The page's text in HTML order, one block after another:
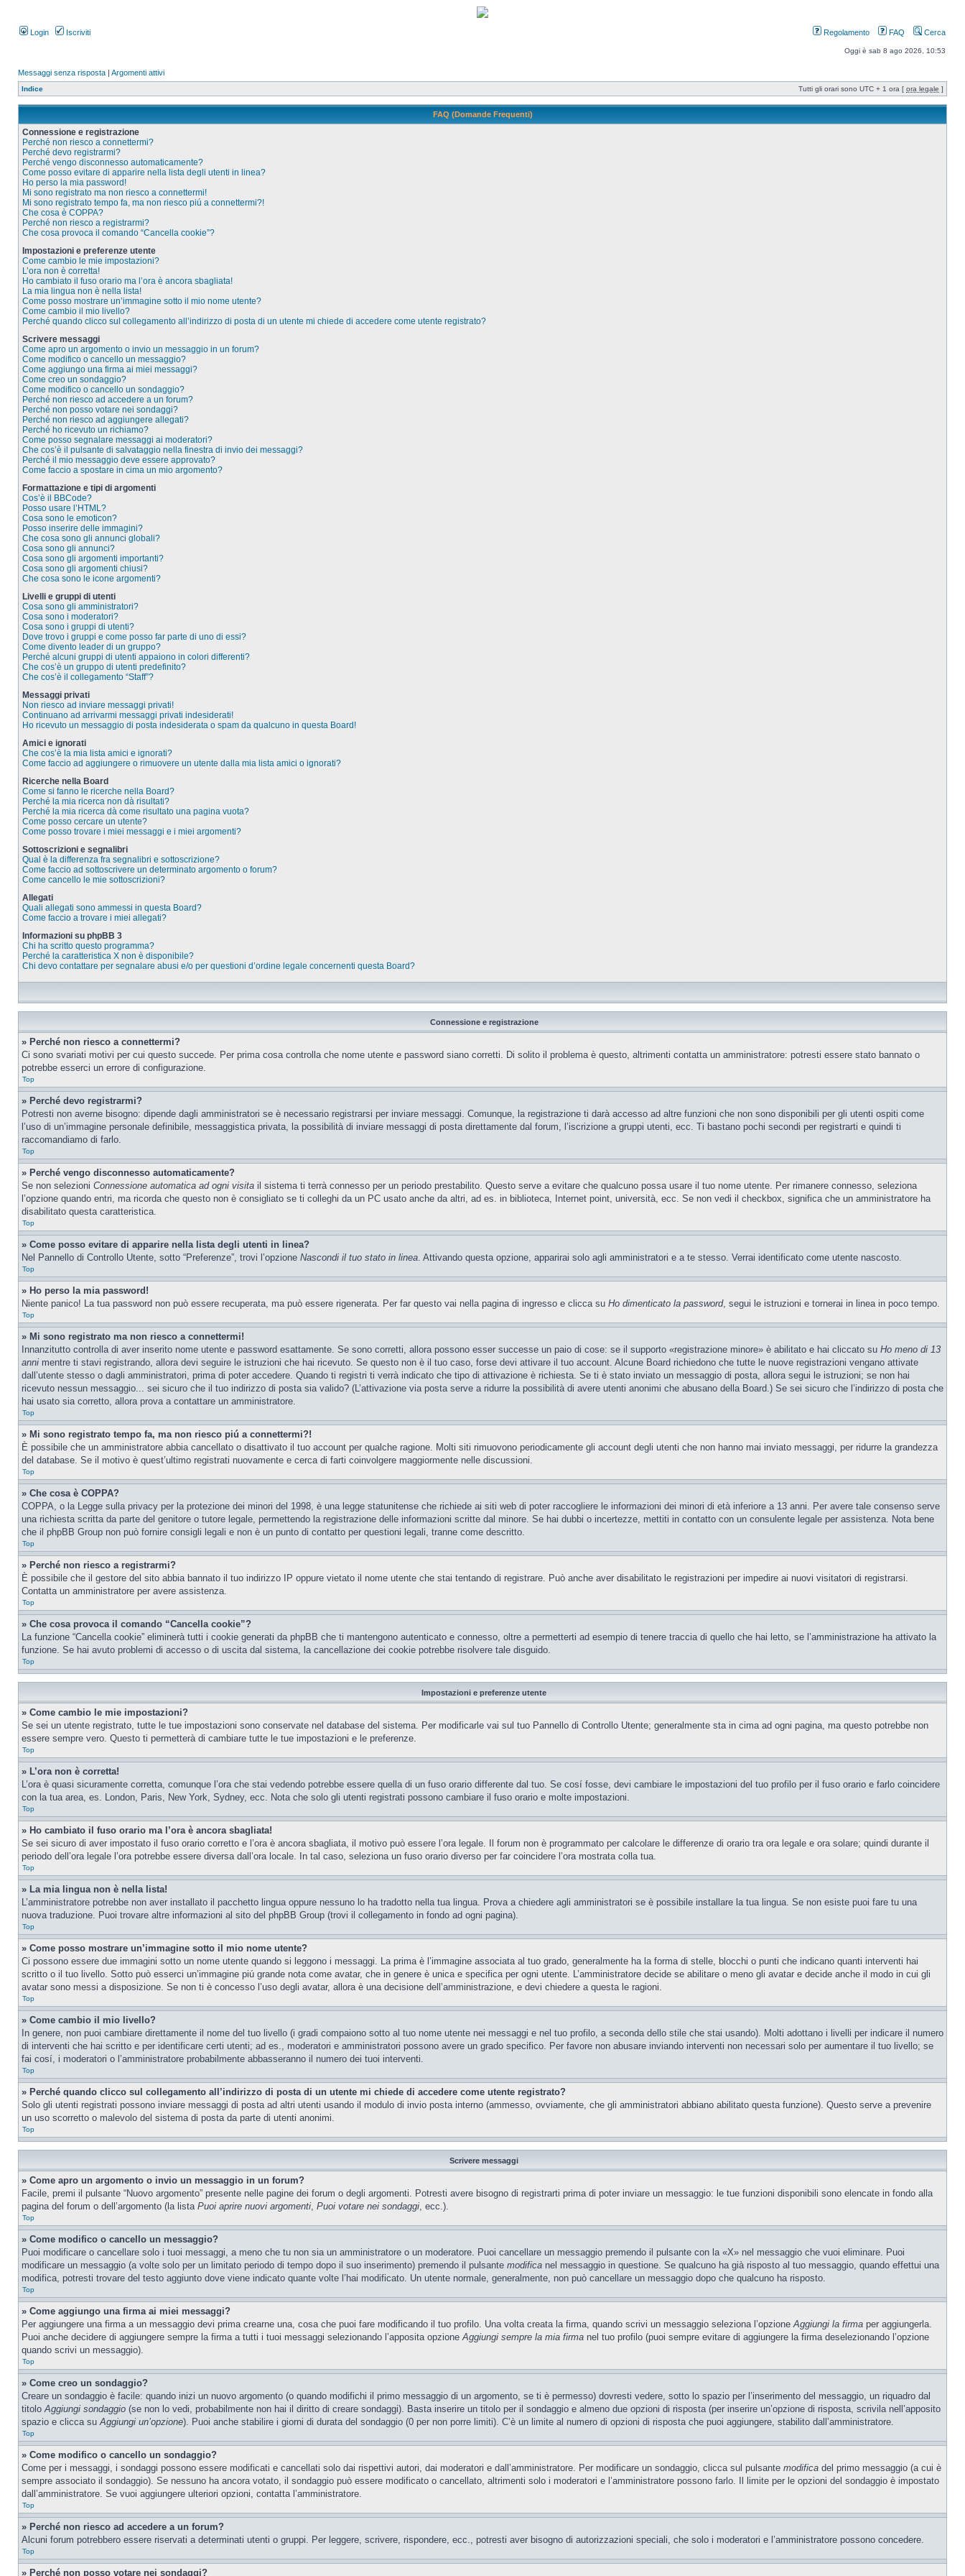
Login Iscriviti Regolamento FAQ Cerca
Oggi è sab 8 ago 2026, 10:53
Messaggi senza risposta | Argomenti attivi
Indice Tutti gli orari sono UTC + 1 ora [ ora legale ]
FAQ (Domande Frequenti)
Connessione e registrazione
Perché non riesco a connettermi?
Perché devo registrarmi?
Perché vengo disconnesso automaticamente?
Come posso evitare di apparire nella lista degli utenti in linea?
Ho perso la mia password!
Mi sono registrato ma non riesco a connettermi!
Mi sono registrato tempo fa, ma non riesco piú a connettermi?!
Che cosa è COPPA?
Perché non riesco a registrarmi?
Che cosa provoca il comando “Cancella cookie”?
Impostazioni e preferenze utente
Come cambio le mie impostazioni?
L’ora non è corretta!
Ho cambiato il fuso orario ma l’ora è ancora sbagliata!
La mia lingua non è nella lista!
Come posso mostrare un’immagine sotto il mio nome utente?
Come cambio il mio livello?
Perché quando clicco sul collegamento all’indirizzo di posta di un utente mi chiede di accedere come utente registrato?
Scrivere messaggi
Come apro un argomento o invio un messaggio in un forum?
Come modifico o cancello un messaggio?
Come aggiungo una firma ai miei messaggi?
Come creo un sondaggio?
Come modifico o cancello un sondaggio?
Perché non riesco ad accedere a un forum?
Perché non posso votare nei sondaggi?
Perché non riesco ad aggiungere allegati?
Perché ho ricevuto un richiamo?
Come posso segnalare messaggi ai moderatori?
Che cos’è il pulsante di salvataggio nella finestra di invio dei messaggi?
Perché il mio messaggio deve essere approvato?
Come faccio a spostare in cima un mio argomento?
Formattazione e tipi di argomenti
Cos’è il BBCode?
Posso usare l’HTML?
Cosa sono le emoticon?
Posso inserire delle immagini?
Che cosa sono gli annunci globali?
Cosa sono gli annunci?
Cosa sono gli argomenti importanti?
Cosa sono gli argomenti chiusi?
Che cosa sono le icone argomenti?
Livelli e gruppi di utenti
Cosa sono gli amministratori?
Cosa sono i moderatori?
Cosa sono i gruppi di utenti?
Dove trovo i gruppi e come posso far parte di uno di essi?
Come divento leader di un gruppo?
Perché alcuni gruppi di utenti appaiono in colori differenti?
Che cos’è un gruppo di utenti predefinito?
Che cos’è il collegamento “Staff”?
Messaggi privati
Non riesco ad inviare messaggi privati!
Continuano ad arrivarmi messaggi privati indesiderati!
Ho ricevuto un messaggio di posta indesiderata o spam da qualcuno in questa Board!
Amici e ignorati
Che cos’è la mia lista amici e ignorati?
Come faccio ad aggiungere o rimuovere un utente dalla mia lista amici o ignorati?
Ricerche nella Board
Come si fanno le ricerche nella Board?
Perché la mia ricerca non dà risultati?
Perché la mia ricerca dà come risultato una pagina vuota?
Come posso cercare un utente?
Come posso trovare i miei messaggi e i miei argomenti?
Sottoscrizioni e segnalibri
Qual è la differenza fra segnalibri e sottoscrizione?
Come faccio ad sottoscrivere un determinato argomento o forum?
Come cancello le mie sottoscrizioni?
Allegati
Quali allegati sono ammessi in questa Board?
Come faccio a trovare i miei allegati?
Informazioni su phpBB 3
Chi ha scritto questo programma?
Perché la caratteristica X non è disponibile?
Chi devo contattare per segnalare abusi e/o per questioni d’ordine legale concernenti questa Board?
Connessione e registrazione
» Perché non riesco a connettermi?
Ci sono svariati motivi per cui questo succede. Per prima cosa controlla che nome utente e password siano corretti. Di solito il problema è questo, altrimenti contatta un amministratore: potresti essere stato bannato o
potrebbe esserci un errore di configurazione.
Top
» Perché devo registrarmi?
Potresti non averne bisogno: dipende dagli amministratori se è necessario registrarsi per inviare messaggi. Comunque, la registrazione ti darà accesso ad altre funzioni che non sono disponibili per gli utenti ospiti come
l’uso di un’immagine personale definibile, messaggistica privata, la possibilità di inviare messaggi di posta direttamente dal forum, l’iscrizione a gruppi utenti, ecc. Ti bastano pochi secondi per registrarti e quindi ti
raccomandiamo di farlo.
Top
» Perché vengo disconnesso automaticamente?
Se non selezioni Connessione automatica ad ogni visita il sistema ti terrà connesso per un periodo prestabilito. Questo serve a evitare che qualcuno possa usare il tuo nome utente. Per rimanere connesso, seleziona
l’opzione quando entri, ma ricorda che questo non è consigliato se ti colleghi da un PC usato anche da altri, ad es. in biblioteca, Internet point, università, ecc. Se non vedi il checkbox, significa che un amministratore ha
disabilitato questa caratteristica.
Top
» Come posso evitare di apparire nella lista degli utenti in linea?
Nel Pannello di Controllo Utente, sotto “Preferenze”, trovi l’opzione Nascondi il tuo stato in linea. Attivando questa opzione, apparirai solo agli amministratori e a te stesso. Verrai identificato come utente nascosto.
Top
» Ho perso la mia password!
Niente panico! La tua password non può essere recuperata, ma può essere rigenerata. Per far questo vai nella pagina di ingresso e clicca su Ho dimenticato la password, segui le istruzioni e tornerai in linea in poco tempo.
Top
» Mi sono registrato ma non riesco a connettermi!
Innanzitutto controlla di aver inserito nome utente e password esattamente. Se sono corretti, allora possono esser successe un paio di cose: se il supporto «registrazione minore» è abilitato e hai cliccato su Ho meno di 13
anni mentre ti stavi registrando, allora devi seguire le istruzioni che hai ricevuto. Se questo non è il tuo caso, forse devi attivare il tuo account. Alcune Board richiedono che tutte le nuove registrazioni vengano attivate
dall’utente stesso o dagli amministratori, prima di poter accedere. Quando ti registri ti verrà indicato che tipo di attivazione è richiesta. Se ti è stato inviato un messaggio di posta, allora segui le istruzioni; se non hai
ricevuto nessun messaggio... sei sicuro che il tuo indirizzo di posta sia valido? (L’attivazione via posta serve a ridurre la possibilità di avere utenti anonimi che abusano della Board.) Se sei sicuro che l’indirizzo di posta che
hai usato sia corretto, allora prova a contattare un amministratore.
Top
» Mi sono registrato tempo fa, ma non riesco piú a connettermi?!
È possibile che un amministratore abbia cancellato o disattivato il tuo account per qualche ragione. Molti siti rimuovono periodicamente gli account degli utenti che non hanno mai inviato messaggi, per ridurre la grandezza
del database. Se il motivo è quest’ultimo registrati nuovamente e cerca di farti coinvolgere maggiormente nelle discussioni.
Top
» Che cosa è COPPA?
COPPA, o la Legge sulla privacy per la protezione dei minori del 1998, è una legge statunitense che richiede ai siti web di poter raccogliere le informazioni dei minori di età inferiore a 13 anni. Per avere tale consenso serve
una richiesta scritta da parte del genitore o tutore legale, permettendo la registrazione delle informazioni scritte dal minore. Se hai dubbi o incertezze, mettiti in contatto con un consulente legale per assistenza. Nota bene
che il phpBB Group non può fornire consigli legali e non è un punto di contatto per questioni legali, tranne come descritto.
Top
» Perché non riesco a registrarmi?
È possibile che il gestore del sito abbia bannato il tuo indirizzo IP oppure vietato il nome utente che stai tentando di registrare. Può anche aver disabilitato le registrazioni per impedire ai nuovi visitatori di registrarsi.
Contatta un amministratore per avere assistenza.
Top
» Che cosa provoca il comando “Cancella cookie”?
La funzione “Cancella cookie” eliminerà tutti i cookie generati da phpBB che ti mantengono autenticato e connesso, oltre a permetterti ad esempio di tenere traccia di quello che hai letto, se l’amministrazione ha attivato la
funzione. Se hai avuto problemi di accesso o di uscita dal sistema, la cancellazione dei cookie potrebbe risolvere tale disguido.
Top
Impostazioni e preferenze utente
» Come cambio le mie impostazioni?
Se sei un utente registrato, tutte le tue impostazioni sono conservate nel database del sistema. Per modificarle vai sul tuo Pannello di Controllo Utente; generalmente sta in cima ad ogni pagina, ma questo potrebbe non
essere sempre vero. Questo ti permetterà di cambiare tutte le tue impostazioni e le preferenze.
Top
» L’ora non è corretta!
L’ora è quasi sicuramente corretta, comunque l’ora che stai vedendo potrebbe essere quella di un fuso orario differente dal tuo. Se cosí fosse, devi cambiare le impostazioni del tuo profilo per il fuso orario e farlo coincidere
con la tua area, es. London, Paris, New York, Sydney, ecc. Nota che solo gli utenti registrati possono cambiare il fuso orario e molte impostazioni.
Top
» Ho cambiato il fuso orario ma l’ora è ancora sbagliata!
Se sei sicuro di aver impostato il fuso orario corretto e l’ora è ancora sbagliata, il motivo può essere l’ora legale. Il forum non è programmato per calcolare le differenze di orario tra ora legale e ora solare; quindi durante il
periodo dell’ora legale l’ora potrebbe essere diversa dall’ora locale. In tal caso, seleziona un fuso orario diverso per far coincidere l’ora mostrata colla tua.
Top
» La mia lingua non è nella lista!
L’amministratore potrebbe non aver installato il pacchetto lingua oppure nessuno lo ha tradotto nella tua lingua. Prova a chiedere agli amministratori se è possibile installare la tua lingua. Se non esiste puoi fare tu una
nuova traduzione. Puoi trovare altre informazioni al sito del phpBB Group (trovi il collegamento in fondo ad ogni pagina).
Top
» Come posso mostrare un’immagine sotto il mio nome utente?
Ci possono essere due immagini sotto un nome utente quando si leggono i messaggi. La prima è l’immagine associata al tuo grado, generalmente ha la forma di stelle, blocchi o punti che indicano quanti interventi hai
scritto o il tuo livello. Sotto può esserci un’immagine piú grande nota come avatar, che in genere è unica e specifica per ogni utente. L’amministratore decide se abilitare o meno gli avatar e decide anche il modo in cui gli
avatar sono messi a disposizione. Se non ti è concesso l’uso degli avatar, allora è una decisione dell’amministrazione, e devi chiedere a questa le ragioni.
Top
» Come cambio il mio livello?
In genere, non puoi cambiare direttamente il nome del tuo livello (i gradi compaiono sotto al tuo nome utente nei messaggi e nel tuo profilo, a seconda dello stile che stai usando). Molti adottano i livelli per indicare il numero
di interventi che hai scritto e per identificare certi utenti; ad es., moderatori e amministratori possono avere un grado specifico. Per favore non abusare inviando interventi non necessari solo per aumentare il tuo livello; se
fai cosí, i moderatori o l’amministratore probabilmente abbasseranno il numero dei tuoi interventi.
Top
» Perché quando clicco sul collegamento all’indirizzo di posta di un utente mi chiede di accedere come utente registrato?
Solo gli utenti registrati possono inviare messaggi di posta ad altri utenti usando il modulo di invio posta interno (ammesso, ovviamente, che gli amministratori abbiano abilitato questa funzione). Questo serve a prevenire
un uso scorretto o malevolo del sistema di posta da parte di utenti anonimi.
Top
Scrivere messaggi
» Come apro un argomento o invio un messaggio in un forum?
Facile, premi il pulsante “Nuovo argomento” presente nelle pagine dei forum o degli argomenti. Potresti avere bisogno di registrarti prima di poter inviare un messaggio: le tue funzioni disponibili sono elencate in fondo alla
pagina del forum o dell’argomento (la lista Puoi aprire nuovi argomenti, Puoi votare nei sondaggi, ecc.).
Top
» Come modifico o cancello un messaggio?
Puoi modificare o cancellare solo i tuoi messaggi, a meno che tu non sia un amministratore o un moderatore. Puoi cancellare un messaggio premendo il pulsante con la «X» nel messaggio che vuoi eliminare. Puoi
modificare un messaggio (a volte solo per un limitato periodo di tempo dopo il suo inserimento) premendo il pulsante modifica nel messaggio in questione. Se qualcuno ha già risposto al tuo messaggio, quando effettui una
modifica, potresti trovare del testo aggiunto dove viene indicato quante volte l’hai modificato. Un utente normale, generalmente, non può cancellare un messaggio dopo che qualcuno ha risposto.
Top
» Come aggiungo una firma ai miei messaggi?
Per aggiungere una firma a un messaggio devi prima crearne una, cosa che puoi fare modificando il tuo profilo. Una volta creata la firma, quando scrivi un messaggio seleziona l’opzioneAggiungi la firma per aggiungerla.
Puoi anche decidere di aggiungere sempre la firma a tutti i tuoi messaggi selezionando l’apposita opzioneAggiungi sempre la mia firma nel tuo profilo (puoi sempre evitare di aggiungere la firma deselezionando l’opzione
quando scrivi un messaggio).
Top
» Come creo un sondaggio?
Creare un sondaggio è facile: quando inizi un nuovo argomento (o quando modifichi il primo messaggio di un argomento, se ti è permesso) dovresti vedere, sotto lo spazio per l’inserimento del messaggio, un riquadro dal
titoloAggiungi sondaggio (se non lo vedi, probabilmente non hai il diritto di creare sondaggi). Basta inserire un titolo per il sondaggio e almeno due opzioni di risposta (per inserire un’opzione di risposta, scrivila nell’apposito
spazio e clicca suAggiungi un’opzione). Puoi anche stabilire i giorni di durata del sondaggio (0 per non porre limiti). C’è un limite al numero di opzioni di risposta che puoi aggiungere, stabilito dall’amministratore.
Top
» Come modifico o cancello un sondaggio?
Come per i messaggi, i sondaggi possono essere modificati e cancellati solo dai rispettivi autori, dai moderatori e dall’amministratore. Per modificare un sondaggio, clicca sul pulsante modifica del primo messaggio (a cui è
sempre associato il sondaggio). Se nessuno ha ancora votato, il sondaggio può essere modificato o cancellato, altrimenti solo i moderatori e l’amministratore possono farlo. Il limite per le opzioni del sondaggio è impostato
dall’amministratore. Se vuoi aggiungere ulteriori opzioni, contatta l’amministratore.
Top
» Perché non riesco ad accedere a un forum?
Alcuni forum potrebbero essere riservati a determinati utenti o gruppi. Per leggere, scrivere, rispondere, ecc., potresti aver bisogno di autorizzazioni speciali, che solo i moderatori e l’amministratore possono concedere.
Top
» Perché non posso votare nei sondaggi?